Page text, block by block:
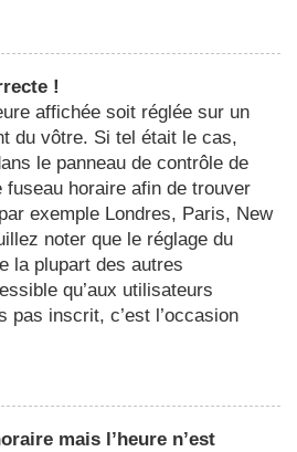
!
affichée soit réglée sur un
du vôtre. Si tel était le cas,
le panneau de contrôle de
fuseau horaire afin de trouver
exemple Londres, Paris, New
noter que le réglage du
la plupart des autres
qu’aux utilisateurs
pas inscrit, c’est l’occasion
mais l’heure n’est